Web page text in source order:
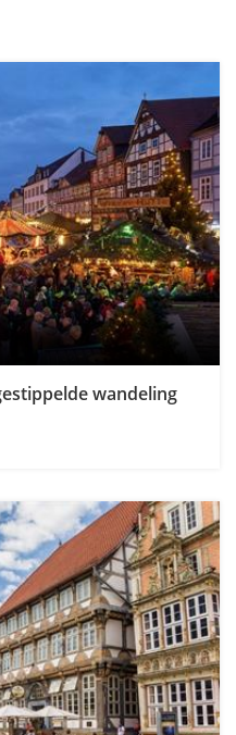
wandeling